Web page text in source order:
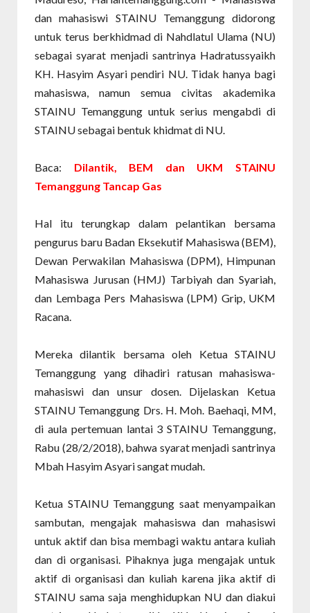
dan mahasiswi STAINU Temanggung didorong
untuk terus berkhidmad di Nahdlatul Ulama (NU)
sebagai syarat menjadi santrinya Hadratussyaikh
KH. Hasyim Asyari pendiri NU. Tidak hanya bagi
mahasiswa, namun semua civitas akademika
STAINU Temanggung untuk serius mengabdi di
STAINU sebagai bentuk khidmat di NU.
Baca: Dilantik, BEM dan UKM STAINU
Temanggung Tancap Gas
Hal itu terungkap dalam pelantikan bersama
pengurus baru Badan Eksekutif Mahasiswa (BEM),
Dewan Perwakilan Mahasiswa (DPM), Himpunan
Mahasiswa Jurusan (HMJ) Tarbiyah dan Syariah,
dan Lembaga Pers Mahasiswa (LPM) Grip, UKM
Racana.
Mereka dilantik bersama oleh Ketua STAINU
Temanggung yang dihadiri ratusan mahasiswa-
mahasiswi dan unsur dosen. Dijelaskan Ketua
STAINU Temanggung Drs. H. Moh. Baehaqi, MM,
di aula pertemuan lantai 3 STAINU Temanggung,
Rabu (28/2/2018), bahwa syarat menjadi santrinya
Mbah Hasyim Asyari sangat mudah.
Ketua STAINU Temanggung saat menyampaikan
sambutan, mengajak mahasiswa dan mahasiswi
untuk aktif dan bisa membagi waktu antara kuliah
dan di organisasi. Pihaknya juga mengajak untuk
aktif di organisasi dan kuliah karena jika aktif di
STAINU sama saja menghidupkan NU dan diakui